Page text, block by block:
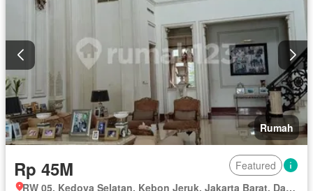
Rumah
Rp 45M
Featured
RW 05, Kedoya Selatan, Kebon Jeruk, Jakarta Barat, Daerah Khusus Ibukota Jakarta